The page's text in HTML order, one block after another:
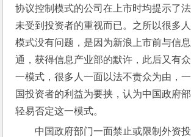
协议控制模式的公司在上市时均提示了
未受到投资者的重视而已。之所以很多
模式没有问题，是因为新浪上市前与信
通，获得信息产业部的默许，此后又有
一模式，很多人一面以法不责众为由，
国投资者的利益为要挟，认为中国政府
轻易否定这一模式。
中国政府部门一面禁止或限制外资投